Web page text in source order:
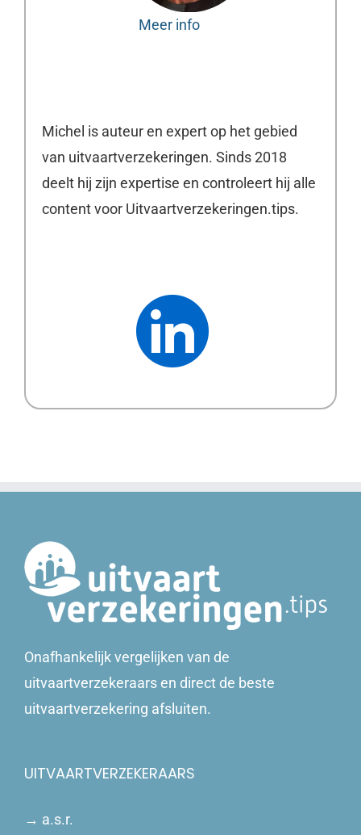
Meer info
Michel is auteur en expert op het gebied
van uitvaartverzekeringen. Sinds 2018
deelt hij zijn expertise en controleert hij alle
content voor Uitvaartverzekeringen.tips.
Onafhankelijk vergelijken van de
uitvaartverzekeraars en direct de beste
uitvaartverzekering afsluiten.
UITVAARTVERZEKERAARS
→ a.s.r.